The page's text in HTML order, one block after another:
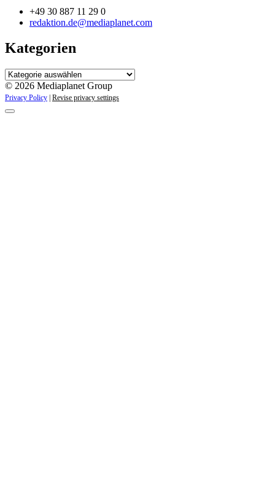
+49 30 887 11 29 0
redaktion.de@mediaplanet.com
Kategorien
Kategorien
© 2026 Mediaplanet Group
Privacy Policy Revise privacy settings